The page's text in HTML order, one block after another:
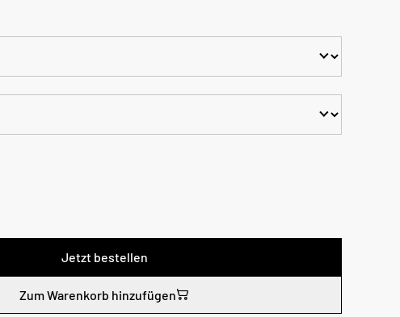
Jetzt bestellen
Zum Warenkorb hinzufügen